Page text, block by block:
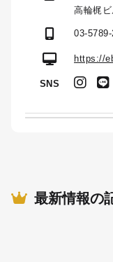
高輪梶ビ
03-
https://
SNS
最新情報の